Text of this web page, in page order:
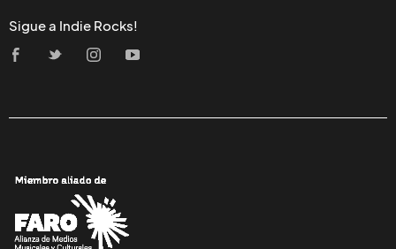
Sigue a Indie Rocks!